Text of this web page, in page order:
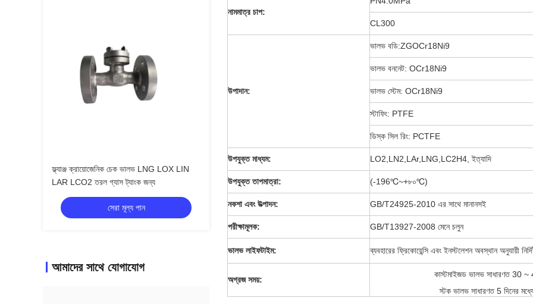
ফ্ল্যাঞ্জ ক্রায়োজেনিক চেক ভালভ LNG LOX LIN
LAR LCO2 তরল গ্যাস ট্যাংক জন্য
সেরা মূল্য পান
আমাদের সাথে যোগাযোগ
নামমাত্র চাপ:
CL300
উপাদান:
ভালভ বডি:ZGOCr18Ni9
ভালভ বননেট: OCr18Ni9
ভালভ স্টেম: OCr18Ni9
স্টাফিং: PTFE
ডিস্ক সিল রিং: PCTFE
উপযুক্ত মাধ্যম: LO2,LN2,LAr,LNG,LC2H4, ইত্যাদি
উপযুক্ত তাপমাত্রা: (-196℃~+৮০℃)
নকশা এবং উত্পাদন: GB/T24925-2010 এর সাথে মানানসই
পরীক্ষামূলক: GB/T13927-2008 মেনে চলুন
ভালভ লাইফটাইম: ব্যবহারের ফ্রিকোয়েন্সি এবং ইনস্টলেশন অবস্থান অনুযায়ী
অগ্রজ সময়:
কাস্টমাইজড ভালভ সাধারণত 30 ~
স্টক ভালভ সাধারণত 5 দিনের